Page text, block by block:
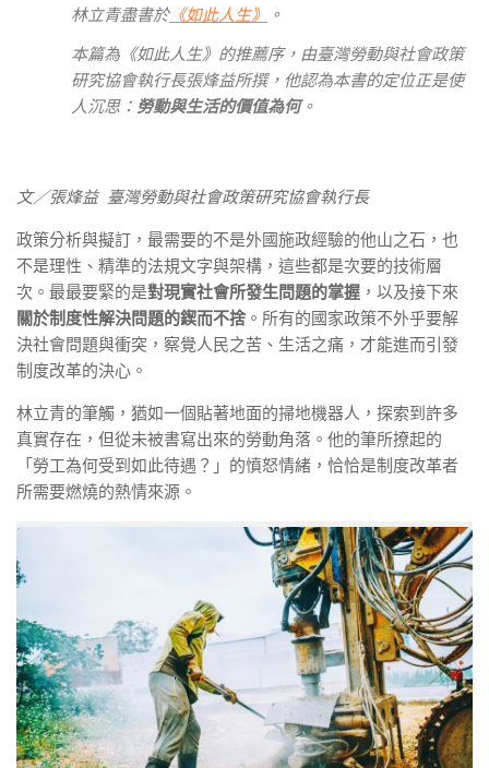
林立青盡書於《如此人生》 。
本篇為《如此人生》的推薦序，由臺灣勞動與社會政策
研究協會執行長張烽益所撰，他認為本書的定位正是使
人 沉思： 勞動與生活的價值為何。
文／張烽益 臺灣勞動與社會政策研究協會執行長
政策分析與擬訂，最需要的不是外國施政經驗的他山之石，也
不是理性、精準的法規文字與架構，這些都是次要的技術層
次。最最要緊的是對現實社會所發生問題的掌握 ，以及接下來
關於制度性解決問題的鍥而不捨。所有的國家政策不外乎要解
決社會問題與衝突，察覺人民之苦、生活之痛，才能進而引發
制度改革的決心。
林立青的筆觸，猶如一個貼著地面的掃地機器人，探索到許多
真實存在，但從未被書寫出來的勞動角落。他的筆所撩起的
「勞工為何受到如此待遇？」的憤怒情緒，恰恰是制度改革者
所需要燃燒的熱情來源。